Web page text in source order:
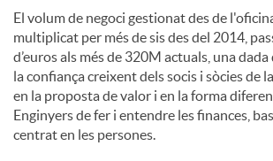
El volum de negoci gestionat des de
multiplicat per més de sis des del 2014,
d’euros als més de 320M actuals, una
la confiança creixent dels socis i sòcies de
en la proposta de valor i en la forma
Enginyers de fer i entendre les finances,
centrat en les persones.